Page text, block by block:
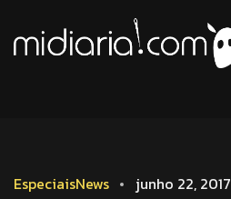
EspeciaisNews junho 22, 2017